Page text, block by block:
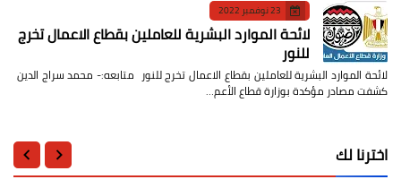
23 نوفمبر 2022
لائحة الموارد البشرية للعاملين بقطاع الاعمال تخرج
للنور
لائحة الموارد البشرية للعاملين بقطاع الاعمال تخرج للنور متابعه:- محمد سراج الدين
كشفت مصادر مؤكدة بوزارة قطاع الأعم…
اخترنا لك